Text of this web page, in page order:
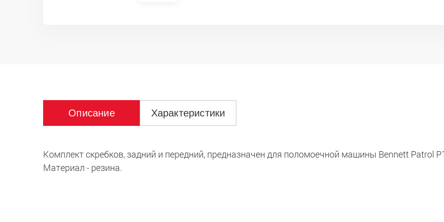
Описание Характеристики
Комплект скребков, задний и передний, предназначен для поломоечной машины Bennett Patrol
Материал - резина.